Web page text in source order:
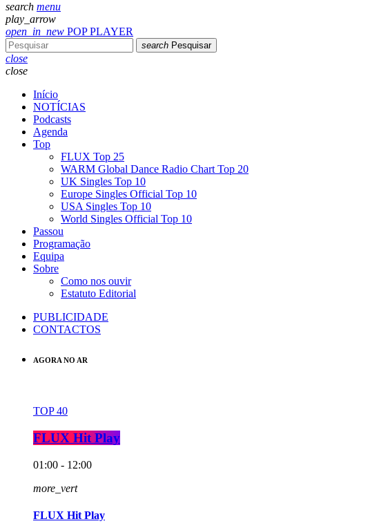
search menu
play_arrow
open_in_new POP PLAYER
search Pesquisar
close
close
Início
NOTÍCIAS
Podcasts
Agenda
Top
FLUX Top 25
WARM Global Dance Radio Chart Top 20
UK Singles Top 10
Europe Singles Official Top 10
USA Singles Top 10
World Singles Official Top 10
Passou
Programação
Equipa
Sobre
Como nos ouvir
Estatuto Editorial
PUBLICIDADE
CONTACTOS
AGORA NO AR
TOP 40
FLUX Hit Play
01:00 - 12:00
more_vert
FLUX Hit Play